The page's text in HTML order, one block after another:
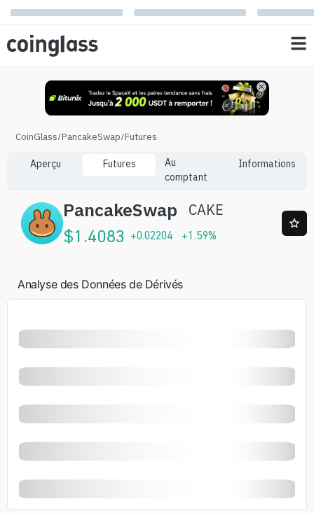
CoinGlass/PancakeSwap/Futures
Aperçu Futures
Au
comptant
Informations
PancakeSwap CAKE
$1.4083 +0.02204 +1.59%
Analyse des Données de Dérivés